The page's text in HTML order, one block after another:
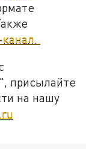
присылайте
на нашу